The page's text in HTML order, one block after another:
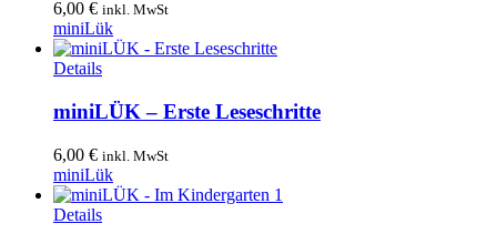
6,00 € inkl. MwSt
miniLük
Details
miniLÜK – Erste Leseschritte
6,00 € inkl. MwSt
miniLük
Details